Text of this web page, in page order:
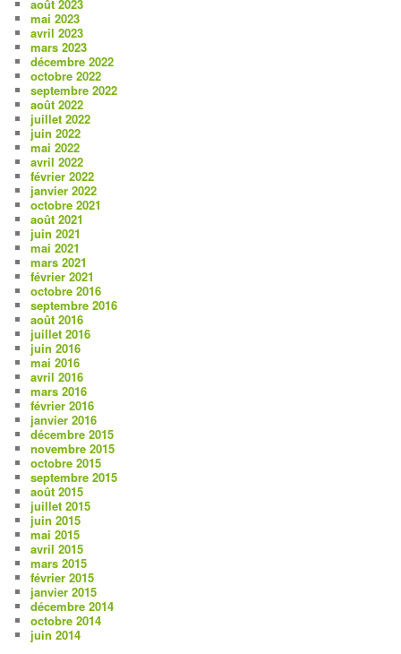
août 2023
mai 2023
avril 2023
mars 2023
décembre 2022
octobre 2022
septembre 2022
août 2022
juillet 2022
juin 2022
mai 2022
avril 2022
février 2022
janvier 2022
octobre 2021
août 2021
juin 2021
mai 2021
mars 2021
février 2021
octobre 2016
septembre 2016
août 2016
juillet 2016
juin 2016
mai 2016
avril 2016
mars 2016
février 2016
janvier 2016
décembre 2015
novembre 2015
octobre 2015
septembre 2015
août 2015
juillet 2015
juin 2015
mai 2015
avril 2015
mars 2015
février 2015
janvier 2015
décembre 2014
octobre 2014
juin 2014